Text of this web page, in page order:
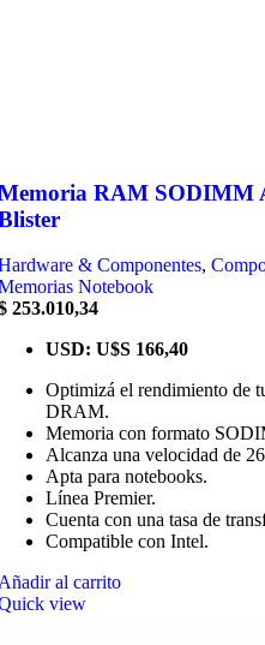
RAM SODIMM
& Componentes,
Notebook
253.010,34
USD: U$S 166,40
Optimizá el rendimiento de
DRAM.
Memoria con formato
Alcanza una velocidad de
Apta para notebooks.
Línea Premier.
Cuenta con una tasa de
Compatible con Intel.
al carrito
view